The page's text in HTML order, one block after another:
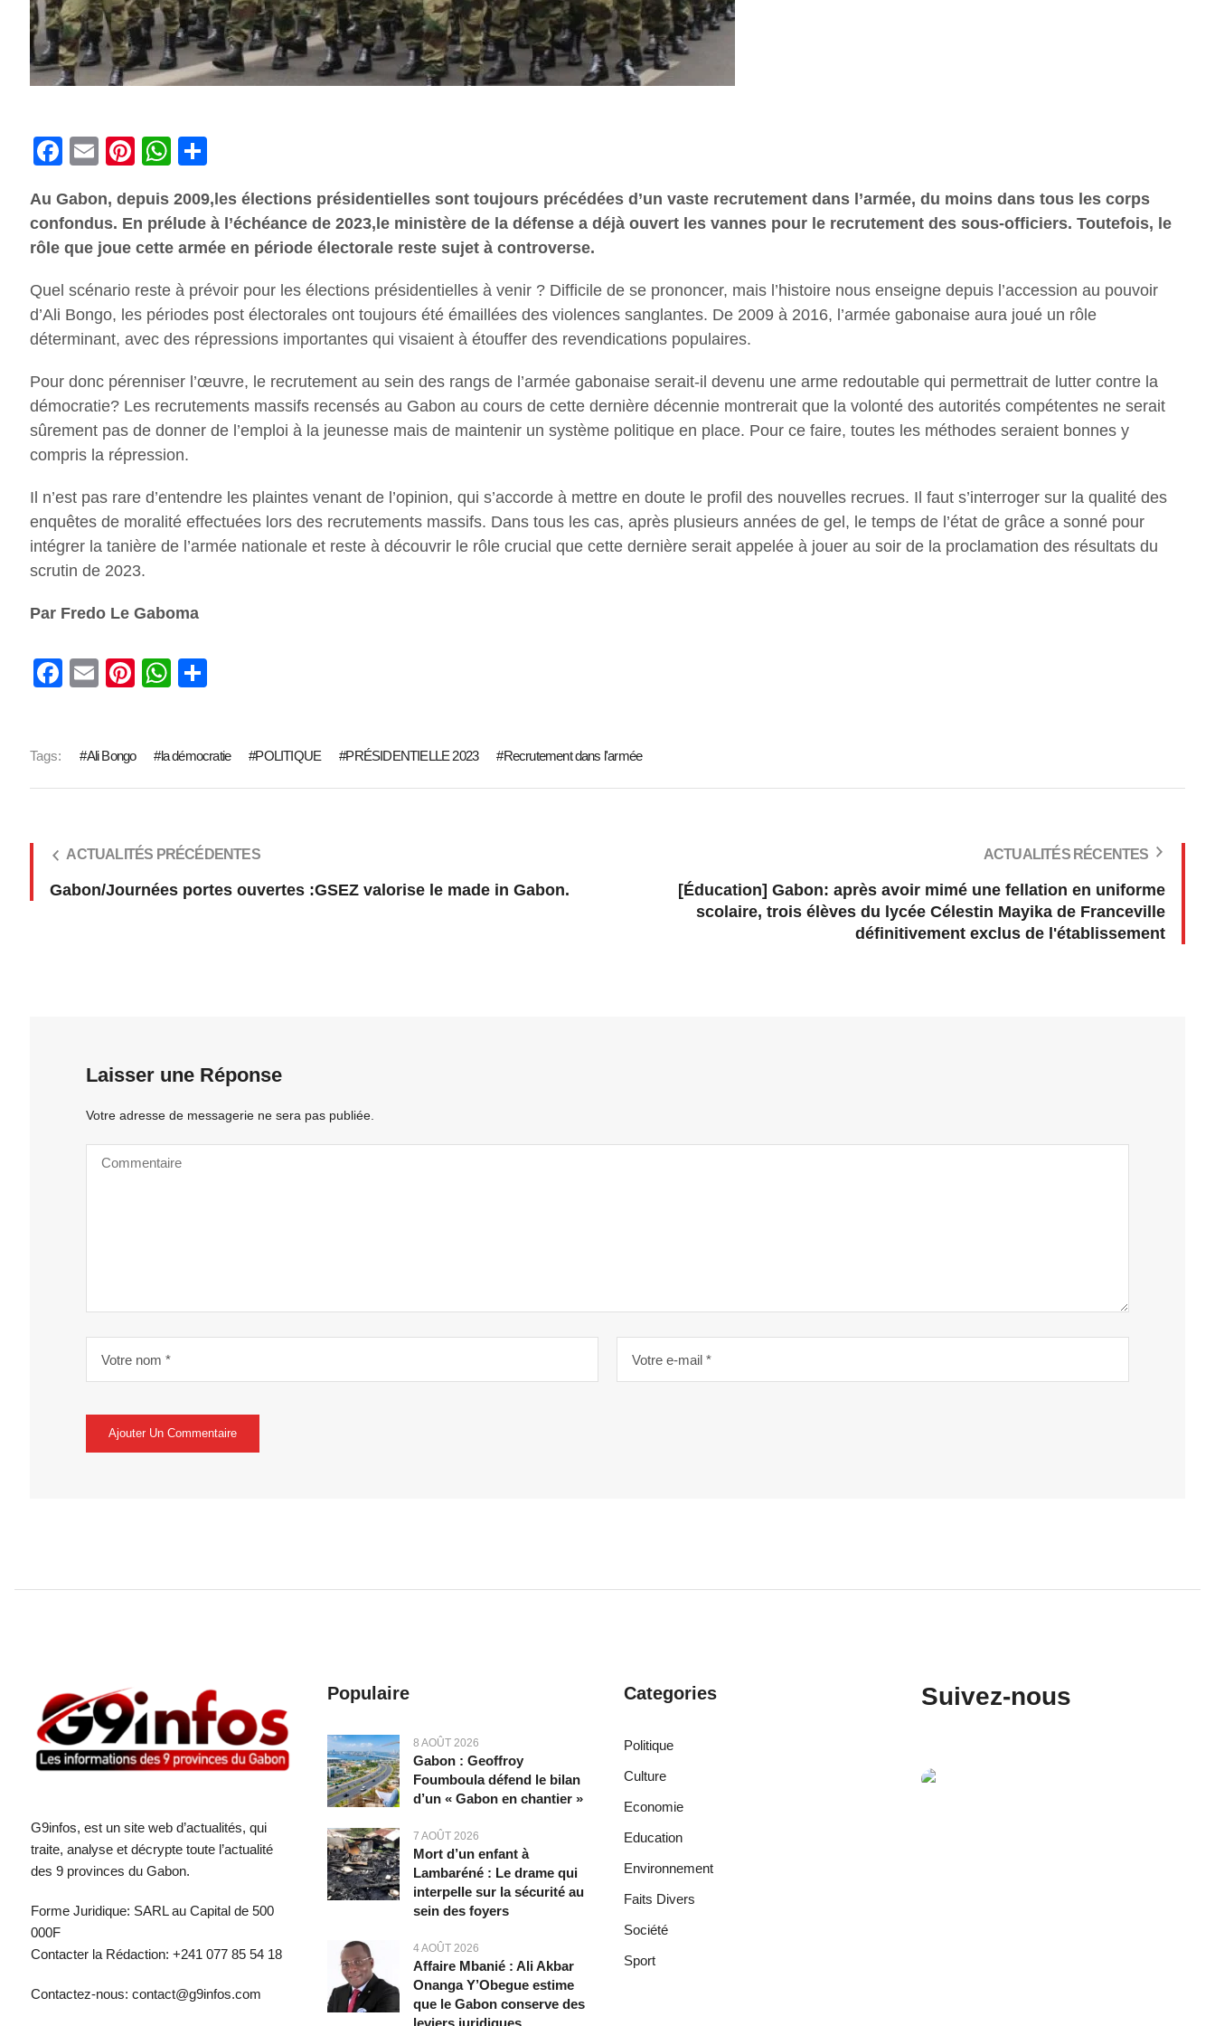
Facebook
Email PinterestWhatsApp
Au Gabon, depuis 2009,les élections présidentielles sont toujours précédées d’un vaste recrutement dans l’armée, du moins dans tous les corps
confondus. En prélude à l’échéance de 2023,le ministère de la défense a déjà ouvert les vannes pour le recrutement des sous-officiers. Toutefois, le
rôle que joue cette armée en période électorale reste sujet à controverse.
Quel scénario reste à prévoir pour les élections présidentielles à venir ? Difficile de se prononcer, mais l’histoire nous enseigne depuis l’accession au pouvoir
d’Ali Bongo, les périodes post électorales ont toujours été émaillées des violences sanglantes. De 2009 à 2016, l’armée gabonaise aura joué un rôle
déterminant, avec des répressions importantes qui visaient à étouffer des revendications populaires.
Pour donc pérenniser l’œuvre, le recrutement au sein des rangs de l’armée gabonaise serait-il devenu une arme redoutable qui permettrait de lutter contre la
démocratie? Les recrutements massifs recensés au Gabon au cours de cette dernière décennie montrerait que la volonté des autorités compétentes ne serait
sûrement pas de donner de l’emploi à la jeunesse mais de maintenir un système politique en place. Pour ce faire, toutes les méthodes seraient bonnes y
compris la répression.
Il n’est pas rare d’entendre les plaintes venant de l’opinion, qui s’accorde à mettre en doute le profil des nouvelles recrues. Il faut s’interroger sur la qualité des
enquêtes de moralité effectuées lors des recrutements massifs. Dans tous les cas, après plusieurs années de gel, le temps de l’état de grâce a sonné pour
intégrer la tanière de l’armée nationale et reste à découvrir le rôle crucial que cette dernière serait appelée à jouer au soir de la proclamation des résultats du
scrutin de 2023.
Par Fredo Le Gaboma
Facebook
Email PinterestWhatsApp
Tags: Ali Bongo la démocratie POLITIQUE PRÉSIDENTIELLE 2023 Recrutement dans l'armée
ACTUALITÉS PRÉCÉDENTES
Gabon/Journées portes ouvertes :GSEZ valorise le made in Gabon.
ACTUALITÉS RÉCENTES
[Éducation] Gabon: après avoir mimé une fellation en uniforme
scolaire, trois élèves du lycée Célestin Mayika de Franceville
définitivement exclus de l'établissement
Laisser une Réponse
Votre adresse de messagerie ne sera pas publiée.
G9infos, est un site web d’actualités, qui
traite, analyse et décrypte toute l’actualité
des 9 provinces du Gabon.
Forme Juridique: SARL au Capital de 500
000F
Contacter la Rédaction: +241 077 85 54 18
Contactez-nous: contact@g9infos.com
Populaire
8 AOÛT 2026
Gabon : Geoffroy
Foumboula défend le bilan
d’un « Gabon en chantier »
7 AOÛT 2026
Mort d’un enfant à
Lambaréné : Le drame qui
interpelle sur la sécurité au
sein des foyers
4 AOÛT 2026
Affaire Mbanié : Ali Akbar
Onanga Y’Obegue estime
que le Gabon conserve des
Categories
Politique
Culture
Economie
Education
Environnement
Faits Divers
Société
Sport
Suivez-nous